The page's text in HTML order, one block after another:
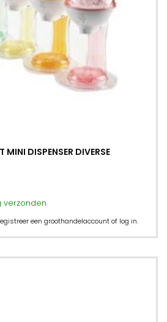
MINI DISPENSER DIVERSE
verzonden
een groothandelaccount of log in.